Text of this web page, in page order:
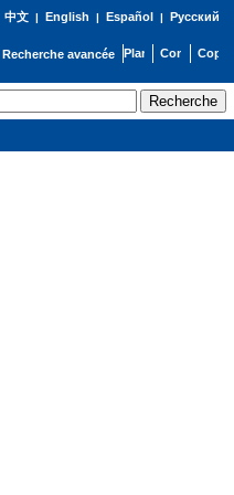
中文| English | Español | Русский
Recherche avancée